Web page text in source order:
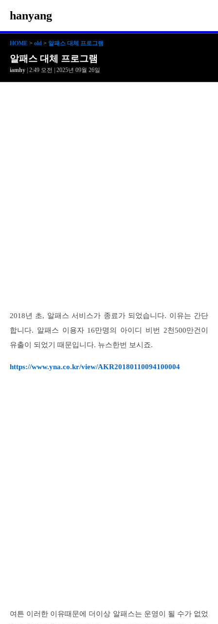
hanyang
HOME > old > 알패스 대체 프로그램
알패스 대체 프로그램
iamhy | 2:49 오전 | 2025년 09월 26일
2018년 초, 알패스 서비스가 종료가 되었습니다. 이유는 간단
합니다. 알패스 이용자 16만명의 아이디 비번 2천500만건이
유출이 되었기 때문입니다. 뉴스한번 보시죠.
https://www.yna.co.kr/view/AKR20180110094100004
여튼 이러한 이유때문에 더이상 알패스는 운영이 될 수가 없었